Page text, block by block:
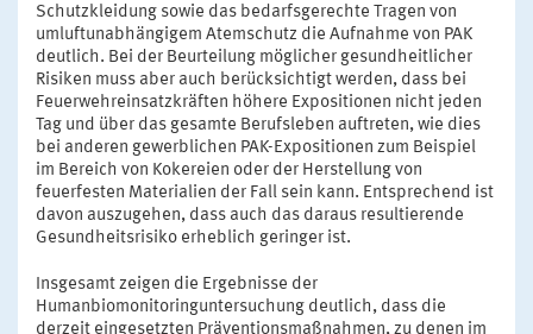
Schutzkleidung sowie das bedarfsgerechte Tragen von
umluftunabhängigem Atemschutz die Aufnahme von PAK
deutlich. Bei der Beurteilung möglicher gesundheitlicher
Risiken muss aber auch berücksichtigt werden, dass bei
Feuerwehreinsatzkräften höhere Expositionen nicht jeden
Tag und über das gesamte Berufsleben auftreten, wie dies
bei anderen gewerblichen PAK-Expositionen zum Beispiel
im Bereich von Kokereien oder der Herstellung von
feuerfesten Materialien der Fall sein kann. Entsprechend ist
davon auszugehen, dass auch das daraus resultierende
Gesundheitsrisiko erheblich geringer ist.
Insgesamt zeigen die Ergebnisse der
Humanbiomonitoringuntersuchung deutlich, dass die
derzeit eingesetzten Präventionsmaßnahmen, zu denen im